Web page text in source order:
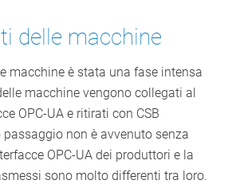
delle macchine
macchine è stata una fase intensa
macchine vengono collegati al
OPC-UA e ritirati con CSB
passaggio non è avvenuto senza
OPC-UA dei produttori e la
sono molto differenti tra loro.